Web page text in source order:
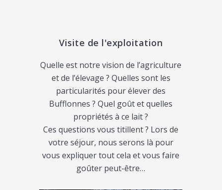
Visite de l'exploitation
Quelle est notre vision de l’agriculture
et de l’élevage ? Quelles sont les
particularités pour élever des
Bufflonnes ? Quel goût et quelles
propriétés à ce lait ?
Ces questions vous titillent ? Lors de
votre séjour, nous serons là pour
vous expliquer tout cela et vous faire
goûter peut-être…